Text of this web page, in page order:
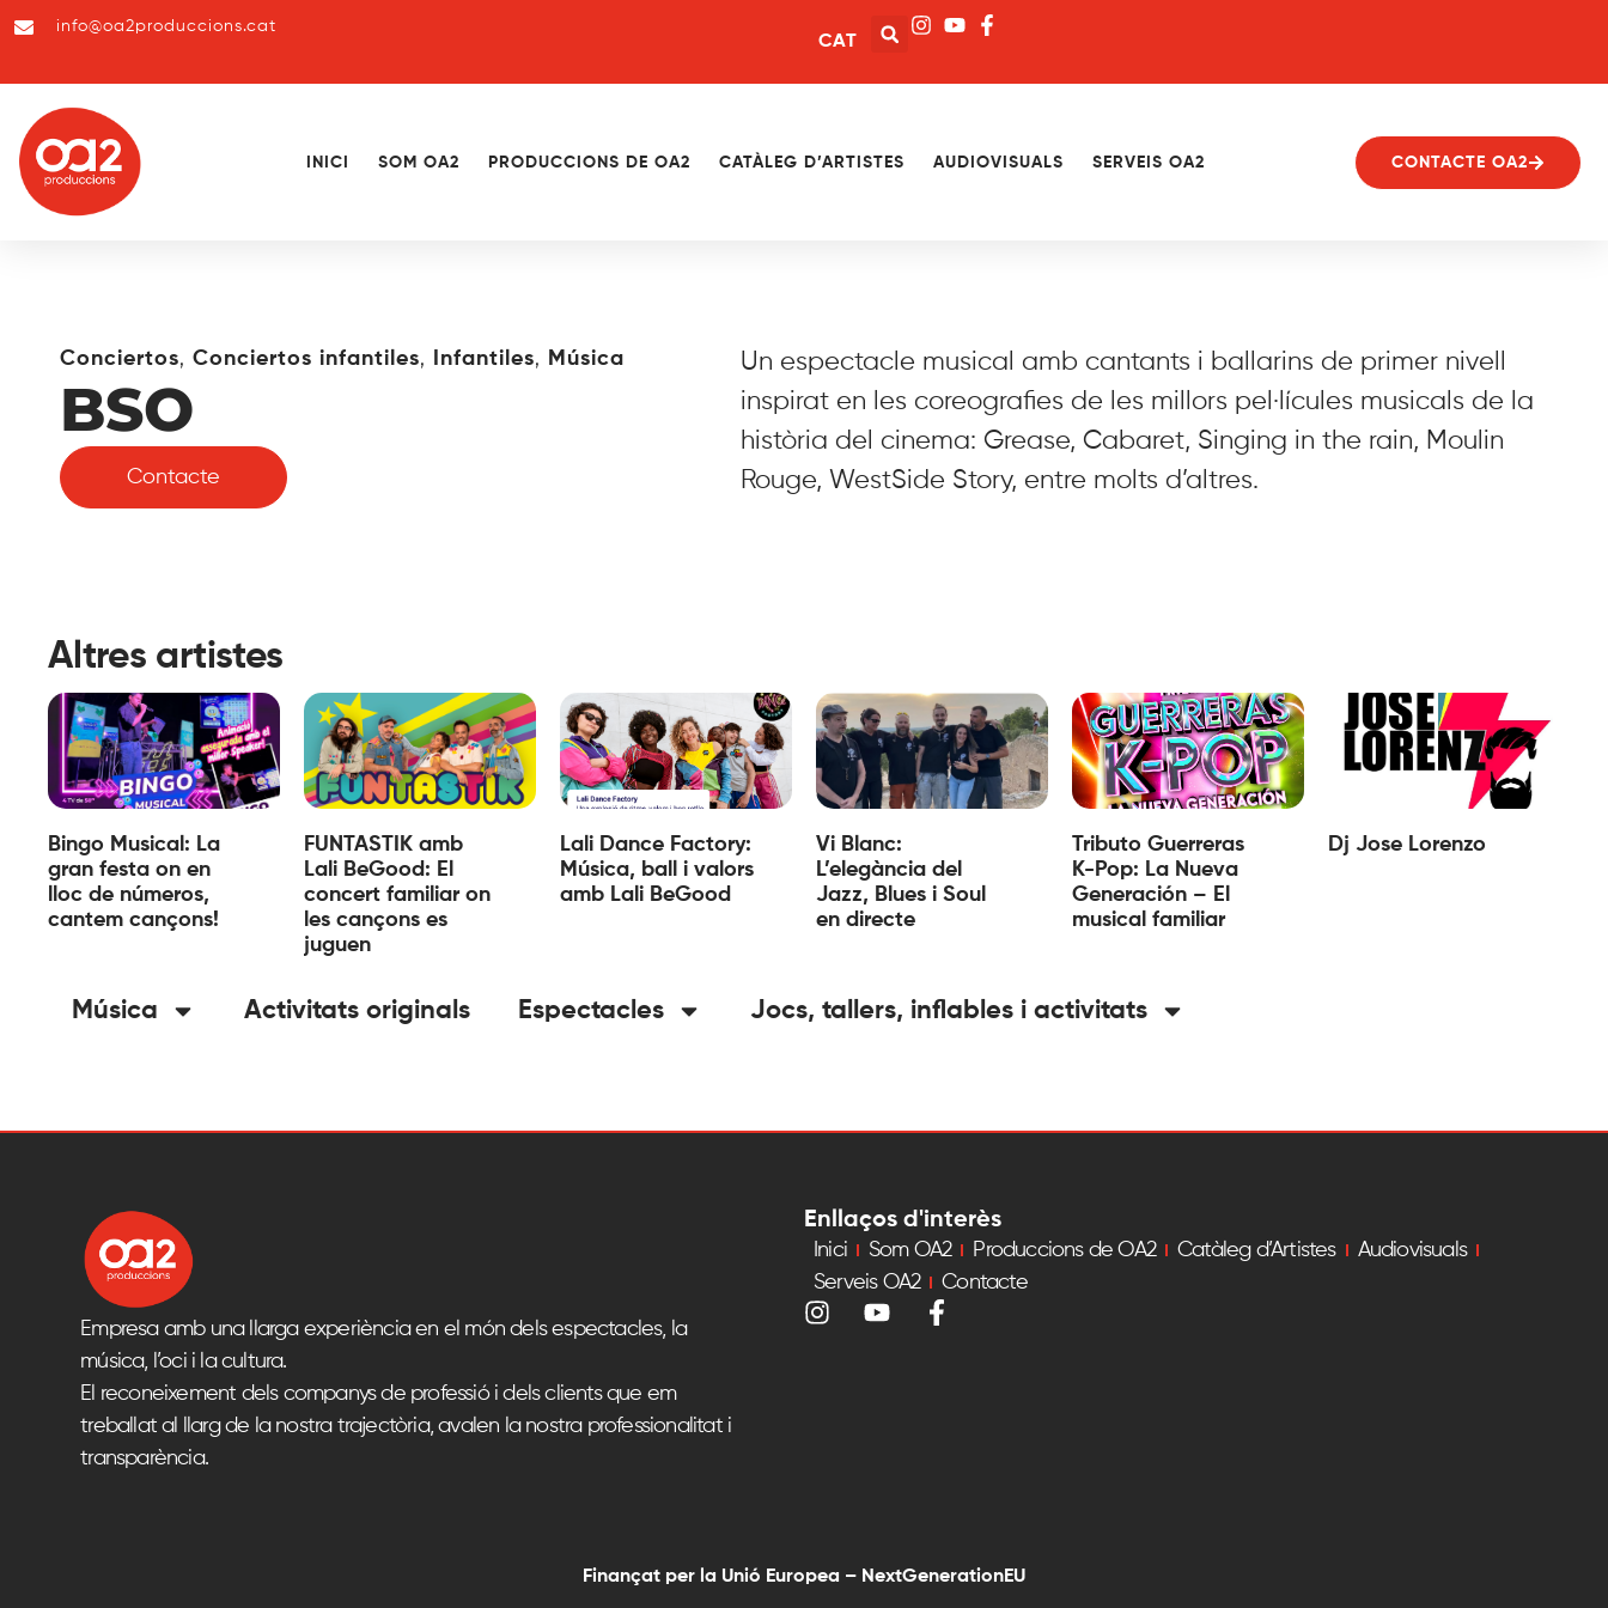
info@oa2produccions.cat
CAT
INICI SOM OA2 PRODUCCIONS DE OA2 CATÀLEG D’ARTISTES AUDIOVISUALS SERVEIS OA2 CONTACTE OA2
Conciertos,Conciertos infantiles, Infantiles, Música
BSO
Contacte
Un espectacle musical amb cantants i ballarins de primer nivell
inspirat en les coreografies de les millors pel·lícules musicals de la
història del cinema: Grease, Cabaret, Singing in the rain, Moulin
Rouge, WestSide Story, entre molts d’altres.
Altres artistes
Bingo Musical: La
gran festa on en
lloc de números,
cantem cançons!
FUNTASTIK amb
Lali BeGood: El
concert familiar on
les cançons es
juguen
Lali Dance Factory:
Música, ball i valors
amb Lali BeGood
Vi Blanc:
L’elegància del
Jazz, Blues i Soul
en directe
Tributo Guerreras
K-Pop: La Nueva
Generación – El
musical familiar
Dj Jose Lorenzo
Música Activitats originals Espectacles Jocs, tallers, inflables i activitats
Empresa amb una llarga experiència en el món dels espectacles, la
música, l’oci i la cultura.
El reconeixement dels companys de professió i dels clients que em
treballat al llarg de la nostra trajectòria, avalen la nostra professionalitat i
transparència.
Enllaços d'interès
Inici Som OA2 Produccions de OA2 Catàleg d’Artistes
Audiovisuals
Serveis OA2
Contacte
Finançat per la Unió Europea – NextGenerationEU